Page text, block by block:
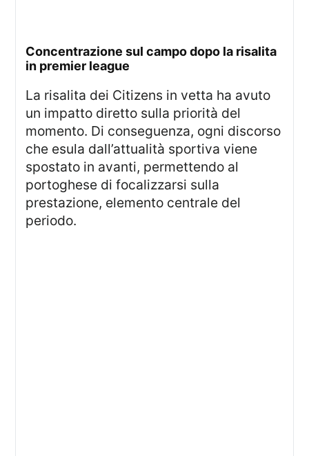
concentrazione sul campo dopo la risalita
in premier league
La risalita dei Citizens in vetta ha avuto
un impatto diretto sulla priorità del
momento. Di conseguenza, ogni discorso
che esula dall’attualità sportiva viene
spostato in avanti, permettendo al
portoghese di focalizzarsi sulla
prestazione, elemento centrale del
periodo.